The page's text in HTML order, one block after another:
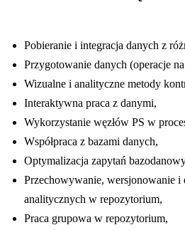
Pobieranie i integracja danych z
Przygotowanie danych (operacje
Wizualne i analityczne metody
Interaktywna praca z danymi,
Wykorzystanie węzłów PS w
Współpraca z bazami danych,
Optymalizacja zapytań
Przechowywanie, wersjonowanie i
analitycznych w repozytorium,
Praca grupowa w repozytorium,